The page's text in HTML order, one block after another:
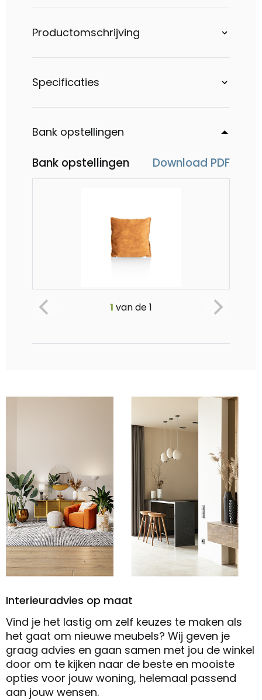
Productomschrijving
Specificaties
Bank opstellingen
Bank opstellingen Download PDF
Marseille, kussen
Vanaf €69
- 0 +
1 van de1
Interieuradvies op maat
Vind je het lastig om zelf keuzes te maken als
het gaat om nieuwe meubels? Wij geven je
graag advies en gaan samen met jou de winkel
door om te kijken naar de beste en mooiste
opties voor jouw woning, helemaal passend
aan jouw wensen.